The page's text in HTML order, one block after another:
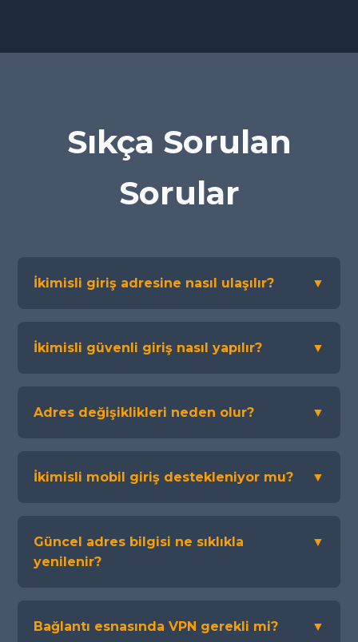
Sıkça Sorulan
Sorular
İkimisli giriş adresine nasıl ulaşılır? ▼
İkimisli güvenli giriş nasıl yapılır? ▼
Adres değişiklikleri neden olur? ▼
İkimisli mobil giriş destekleniyor mu? ▼
Güncel adres bilgisi ne sıklıkla
yenilenir?
▼
Bağlantı esnasında VPN gerekli mi? ▼